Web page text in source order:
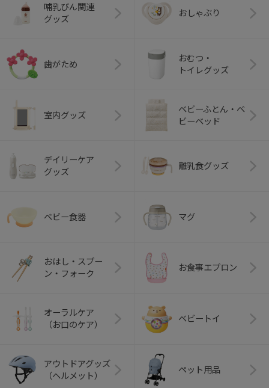
哺乳びん関連
グッズ
おしゃぶり
歯がため
おむつ・
トイレグッズ
室内グッズ
ベビーふとん・ベ
ビーベッド
デイリーケア
グッズ
離乳食グッズ
ベビー食器 マグ
おはし・スプー
ン・フォーク
お食事エプロン
オーラルケア
（お口のケア）
ベビートイ
アウトドアグッズ
（ヘルメット）
ペット用品